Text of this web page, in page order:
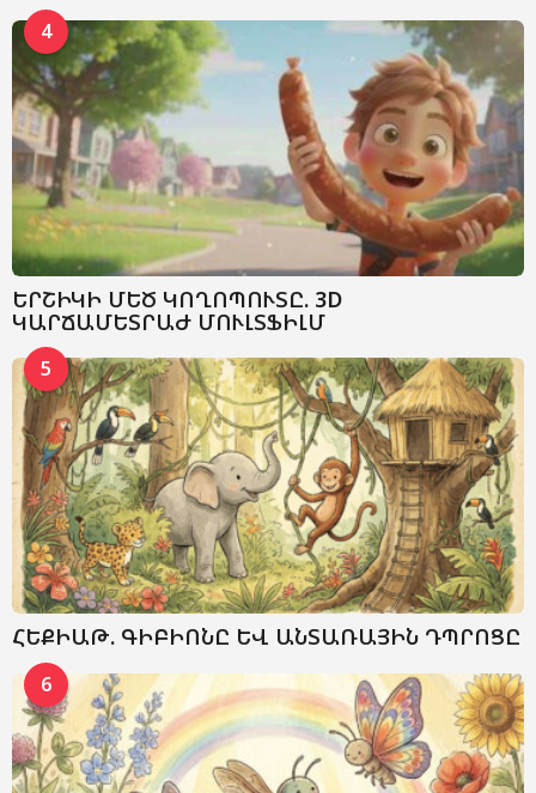
4
ԵՐՇԻԿԻ ՄԵԾ ԿՈՂՈՊՈՒՏԸ. 3D
ԿԱՐՃԱՄԵՏՐԱԺ ՄՈՒԼՏՖԻԼՄ
5
ՀԵՔԻԱԹ. ԳԻԲԻՈՆԸ ԵՎ ԱՆՏԱՌԱՅԻՆ ԴՊՐՈՑԸ
6